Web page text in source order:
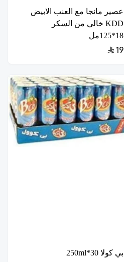
عصير مانجا مع العنب الابيض
KDD خالي من السكر
18*125مل
19
بي كولا 30*250ml